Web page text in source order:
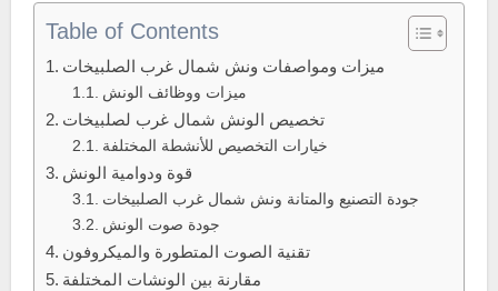
Table of Contents
ميزات ومواصفات ونش شمال غرب الصلبيخات
ميزات ووظائف الونش
تخصيص الونش شمال غرب لصلبيخات
خيارات التخصيص للأنشطة المختلفة
قوة ودوامية الونش
جودة التصنيع والمتانة ونش شمال غرب الصلبيخات
جودة صوت الونش
تقنية الصوت المتطورة والميكروفون
مقارنة بين الونشات المختلفة